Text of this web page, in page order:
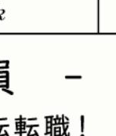
社を取り巻く環境
責任者 安部 洋平
エスファーストビル 7F
く9:00～18:00）